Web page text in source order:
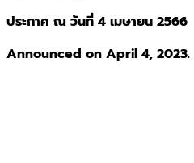
ประกาศ ณ วันที่ 4 เมษายน 2566
Announced on April 4, 2023.